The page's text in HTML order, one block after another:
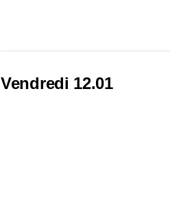
Vendredi 12.01